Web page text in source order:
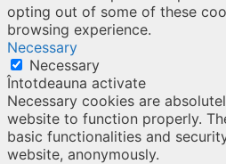
opting out of some of these
browsing experience.
Necessary
Necessary
Întotdeauna activate
Necessary cookies are
website to function properly.
basic functionalities and
website, anonymously.